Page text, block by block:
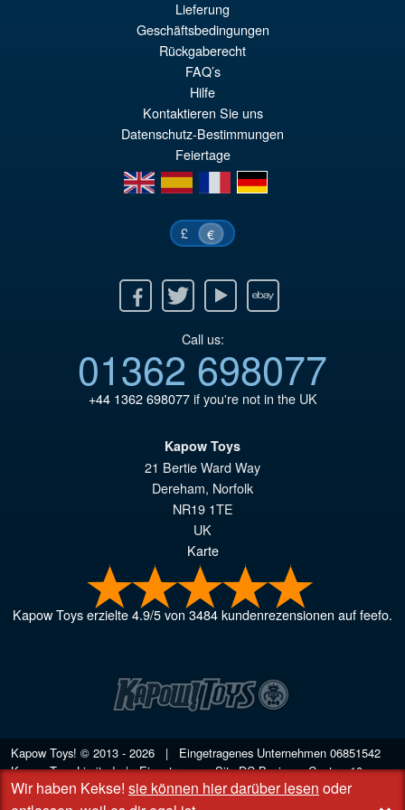
Lieferung
Geschäftsbedingungen
Rückgaberecht
FAQ’s
Hilfe
Kontaktieren Sie uns
Datenschutz-Bestimmungen
Feiertage
en
es fr de
£ €
Twitter Youtube Ebay
Call us:
01362 698077
+44 1362 698077if you're not in the UK
Kapow Toys
21 Bertie Ward Way
Dereham, Norfolk
NR19 1TE
UK
Karte
Kapow Toyserzielte4.9/5von3484kundenrezensionen auf feefo.
Kapow Toys! © 2013 - 2026 | Eingetragenes Unternehmen 06851542
Kapow Toys Limited | Eingetragener Sitz DC Business Centre, 10
Charles Wood Rd, Rash's Green, Dereham, Norfolk NR19 1SX | VAT
Wir haben Kekse! sie können hier darüber lesen oder